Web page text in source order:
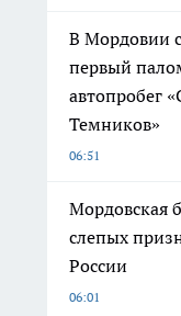
В Мордовии
первый
автопробег
Темников»
06:51
Мордовская
слепых
России
06:01